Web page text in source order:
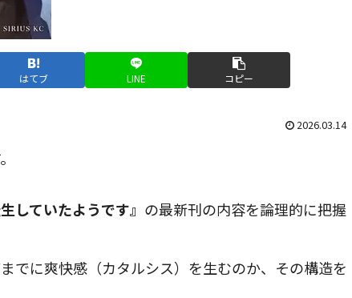
はてブ LINE コピー
2026.03.14
していたようです』 の最新刊の内容を論理的に把握
でに爽快感（カタルシス）を生むのか、その構造を